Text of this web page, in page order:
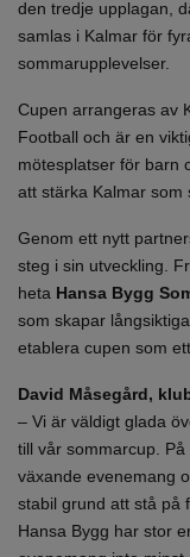
den tredje upplagan,
samlas i Kalmar för
sommarupplevelser.
Cupen arrangeras av
Football och är en
mötesplatser för barn
att stärka Kalmar som
Genom ett nytt
steg i sin utveckling.
heta Hansa Bygg
som skapar
etablera cupen som
David Måsegård,
– Vi är väldigt glada
till vår sommarcup.
växande evenemang
stabil grund att stå på
Hansa Bygg har stor